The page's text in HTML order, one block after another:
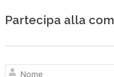
Partecipa alla